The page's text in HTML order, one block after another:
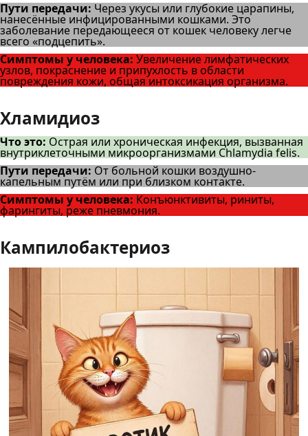
Пути передачи: Через укусы или глубокие царапины,
нанесённые инфицированными кошками. Это
заболевание передающееся от кошек человеку легче
всего «подцепить».
Симптомы у человека: Увеличение лимфатических
узлов, покраснение и припухлость в области
повреждения кожи, общая интоксикация организма.
Хламидиоз
Что это: Острая или хроническая инфекция, вызванная
внутриклеточными микроорганизмами Chlamydia felis.
Пути передачи: От больной кошки воздушно-
капельным путём или при близком контакте.
Симптомы у человека: Конъюнктивиты, риниты,
фарингиты, реже пневмония.
Кампилобактериоз